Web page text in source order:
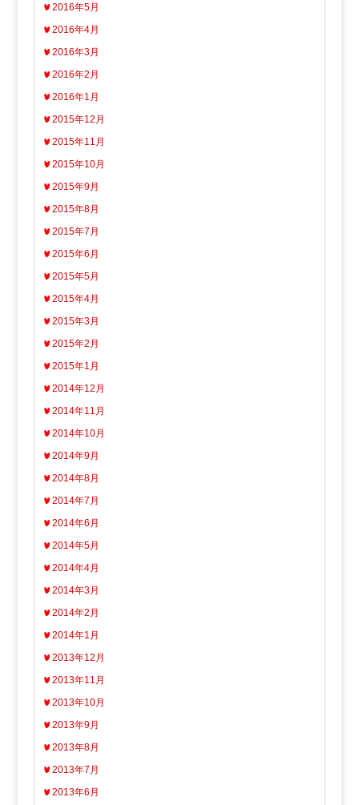
2016年5月
2016年4月
2016年3月
2016年2月
2016年1月
2015年12月
2015年11月
2015年10月
2015年9月
2015年8月
2015年7月
2015年6月
2015年5月
2015年4月
2015年3月
2015年2月
2015年1月
2014年12月
2014年11月
2014年10月
2014年9月
2014年8月
2014年7月
2014年6月
2014年5月
2014年4月
2014年3月
2014年2月
2014年1月
2013年12月
2013年11月
2013年10月
2013年9月
2013年8月
2013年7月
2013年6月